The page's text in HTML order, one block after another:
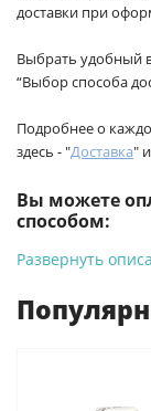
доставки при
Выбрать удобный
“Выбор способа
Подробнее о
здесь - "Доставка"
Вы можете
способом:
-Банковской
Развернуть